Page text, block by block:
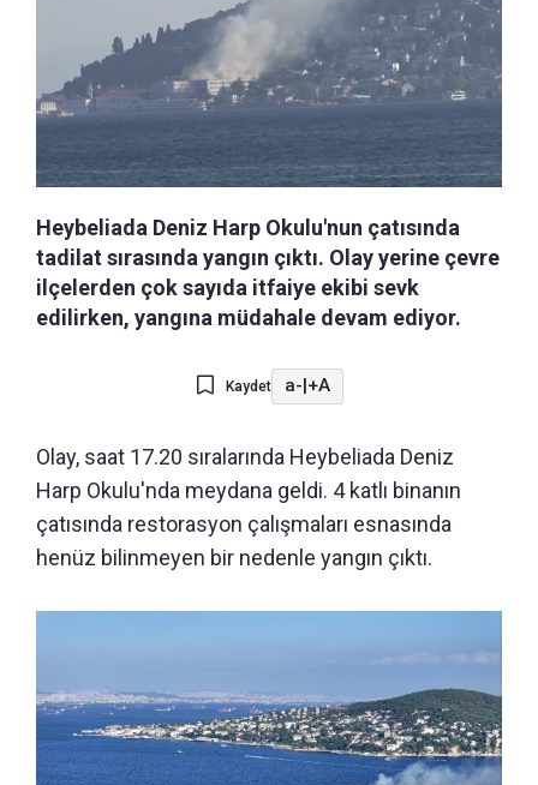
Heybeliada Deniz Harp Okulu'nun çatısında
tadilat sırasında yangın çıktı. Olay yerine çevre
ilçelerden çok sayıda itfaiye ekibi sevk
edilirken, yangına müdahale devam ediyor.
Kaydet a-|+A
Olay, saat 17.20 sıralarında Heybeliada Deniz
Harp Okulu'nda meydana geldi. 4 katlı binanın
çatısında restorasyon çalışmaları esnasında
henüz bilinmeyen bir nedenle yangın çıktı.